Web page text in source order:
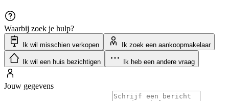
Waarbij zoek je hulp?
Ik wil misschien verkopen Ik zoek een aankoopmakelaar
Ik wil een huis bezichtigen Ik heb een andere vraag
Jouw gegevens